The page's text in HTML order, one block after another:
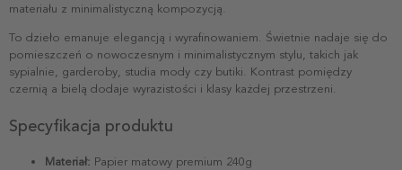
materiału z minimalistyczną kompozycją.
To dzieło emanuje elegancją i wyrafinowaniem. Świetnie nadaje się do
pomieszczeń o nowoczesnym i minimalistycznym stylu, takich jak
sypialnie, garderoby, studia mody czy butiki. Kontrast pomiędzy
czernią a bielą dodaje wyrazistości i klasy każdej przestrzeni.
Specyfikacja produktu
Materiał: Papier matowy premium 240g